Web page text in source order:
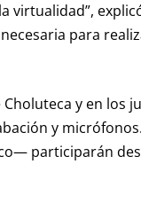
virtualidad”,
para
y en los
y
participarán